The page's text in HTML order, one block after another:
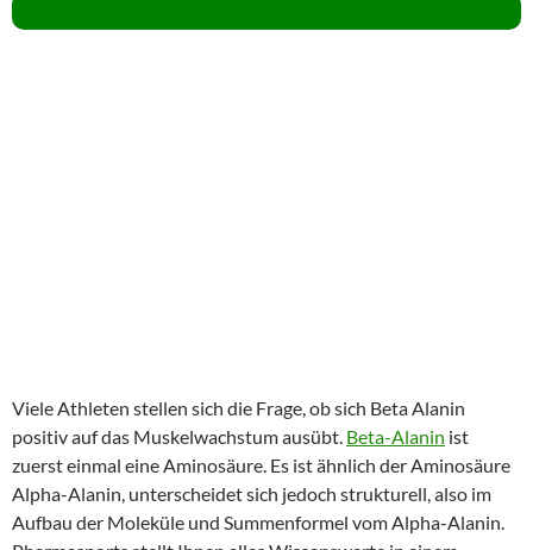
Viele Athleten stellen sich die Frage, ob sich Beta Alanin
positiv auf das Muskelwachstum ausübt. Beta-Alanin ist
zuerst einmal eine Aminosäure. Es ist ähnlich der Aminosäure
Alpha-Alanin, unterscheidet sich jedoch strukturell, also im
Aufbau der Moleküle und Summenformel vom Alpha-Alanin.